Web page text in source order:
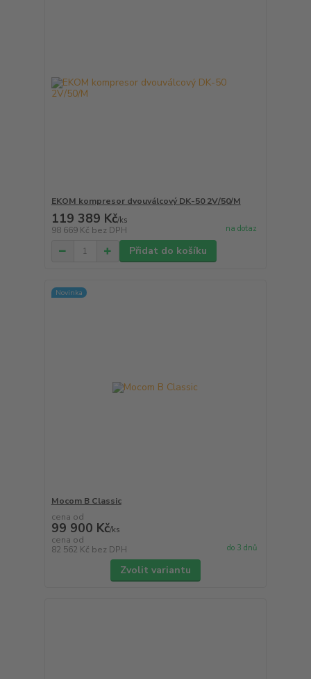
EKOM kompresor dvouválcový DK-50 2V/50/M
119 389 Kč/ks
98 669 Kč bez DPH na dotaz
Přidat do košíku
Novinka
Mocom B Classic
cena od
99 900 Kč/ks
cena od
82 562 Kč bez DPH do 3 dnů
Zvolit variantu